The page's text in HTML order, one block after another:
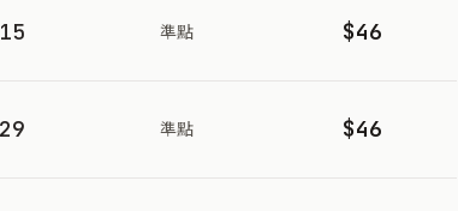
準點 $46
準點 $46